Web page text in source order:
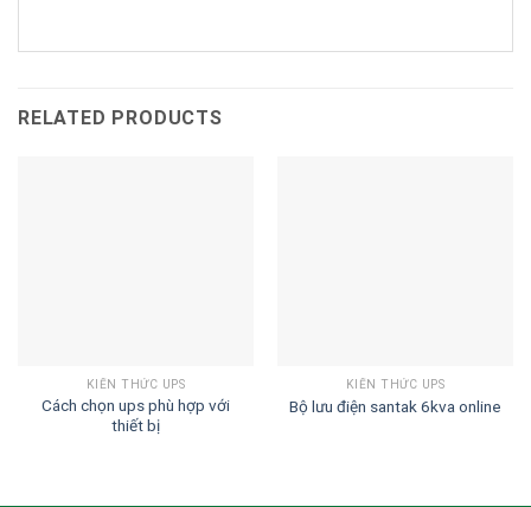
RELATED PRODUCTS
KIẾN THỨC UPS
Cách chọn ups phù hợp với
thiết bị
KIẾN THỨC UPS
Bộ lưu điện santak 6kva online